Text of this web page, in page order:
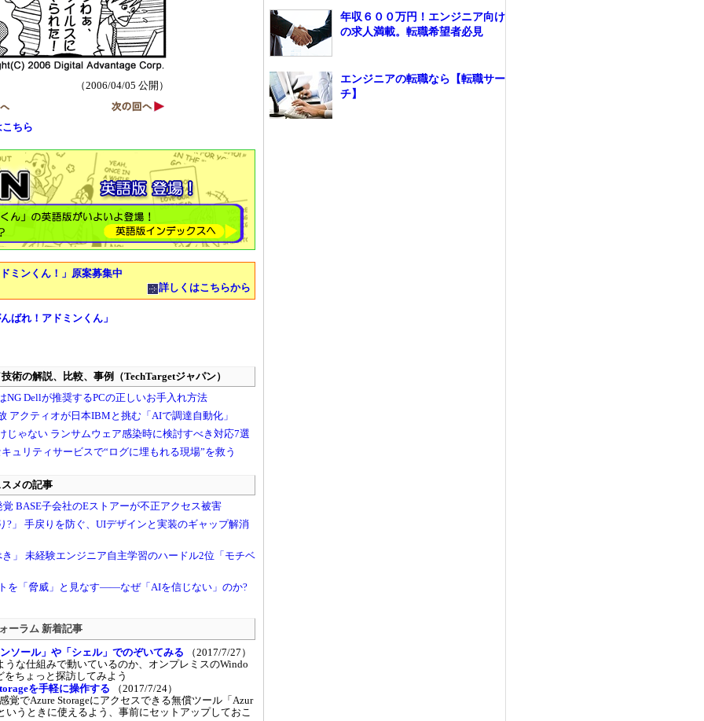
（2006/04/05 公開）
ちら
ミンくん！」原案募集中
詳しくはこちらから
ばれ！アドミンくん」
ーラム 新着記事
ソール」や「シェル」でのぞいてみる （2017/7/27）
な仕組みで動いているのか、オンプレミスのWindo
をちょっと探訪してみよう
を手軽に操作する （2017/7/24）
でAzure Storageにアクセスできる無償ツール「Azur
いうときに使えるよう、事前にセットアップしておこ
年収６００万円！エンジニア向け
の求人満載。転職希望者必見
エンジニアの転職なら【転職サー
チ】